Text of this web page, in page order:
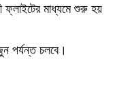
ফ্লাইটের মাধ্যমে শুরু হয়
পর্যন্ত চলবে।